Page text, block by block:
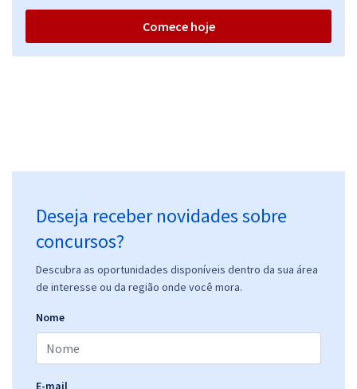
Comece hoje
Deseja receber novidades sobre
concursos?
Descubra as oportunidades disponíveis dentro da sua área
de interesse ou da região onde você mora.
Nome
E-mail